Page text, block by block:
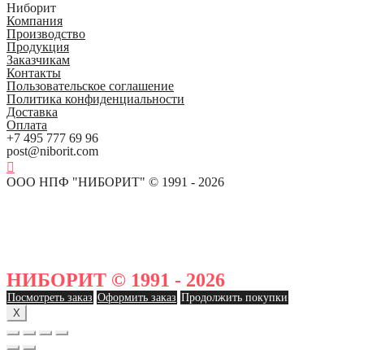
Ниборит
Компания
Производство
Продукция
Заказчикам
Контакты
Пользовательское соглашение
Политика конфиденциальности
Доставка
Оплата
+7 495 777 69 96
post@niborit.com
ООО НПФ "НИБОРИТ" © 1991 - 2026
НИБОРИТ © 1991 - 2026
Посмотреть заказ Оформить заказ Продолжить покупки
X